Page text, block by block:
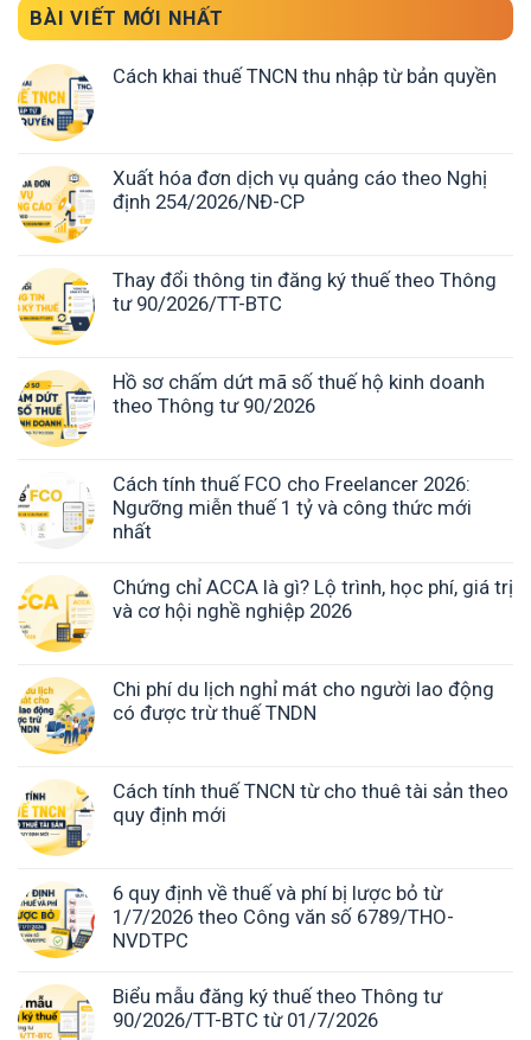
BÀI VIẾT MỚI NHẤT
Cách khai thuế TNCN thu nhập từ bản quyền
Xuất hóa đơn dịch vụ quảng cáo theo Nghị
định 254/2026/NĐ-CP
Thay đổi thông tin đăng ký thuế theo Thông
tư 90/2026/TT-BTC
Hồ sơ chấm dứt mã số thuế hộ kinh doanh
theo Thông tư 90/2026
Cách tính thuế FCO cho Freelancer 2026:
Ngưỡng miễn thuế 1 tỷ và công thức mới
nhất
Chứng chỉ ACCA là gì? Lộ trình, học phí, giá trị
và cơ hội nghề nghiệp 2026
Chi phí du lịch nghỉ mát cho người lao động
có được trừ thuế TNDN
Cách tính thuế TNCN từ cho thuê tài sản theo
quy định mới
6 quy định về thuế và phí bị lược bỏ từ
1/7/2026 theo Công văn số 6789/THO-
NVDTPC
Biểu mẫu đăng ký thuế theo Thông tư
90/2026/TT-BTC từ 01/7/2026